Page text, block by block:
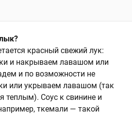
красный свежий лук:
и накрываем лавашом или
и по возможности не
или укрываем лавашом (так
теплым). Соус к свинине и
ткемали — такой